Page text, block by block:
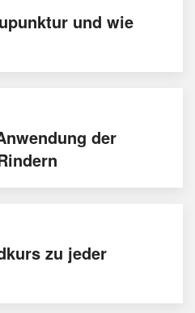
und wie
der
zu jeder